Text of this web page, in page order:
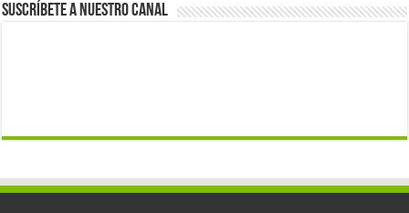
Suscríbete a nuestro canal